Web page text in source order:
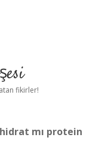
fikirler!
mı protein